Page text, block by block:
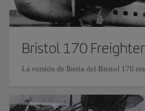
Bristol 170
La versión de Iberia del Bristol 170